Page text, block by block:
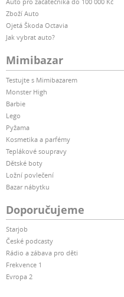
Zboží Auto
Ojetá Škoda Octavia
Jak vybrat auto?
Mimibazar
Testujte s Mimibazarem
Monster High
Barbie
Lego
Pyžama
Kosmetika a parfémy
Teplákové soupravy
Dětské boty
Ložní povlečení
Bazar nábytku
Doporučujeme
Starjob
České podcasty
Rádio a zábava pro děti
Frekvence 1
Evropa 2